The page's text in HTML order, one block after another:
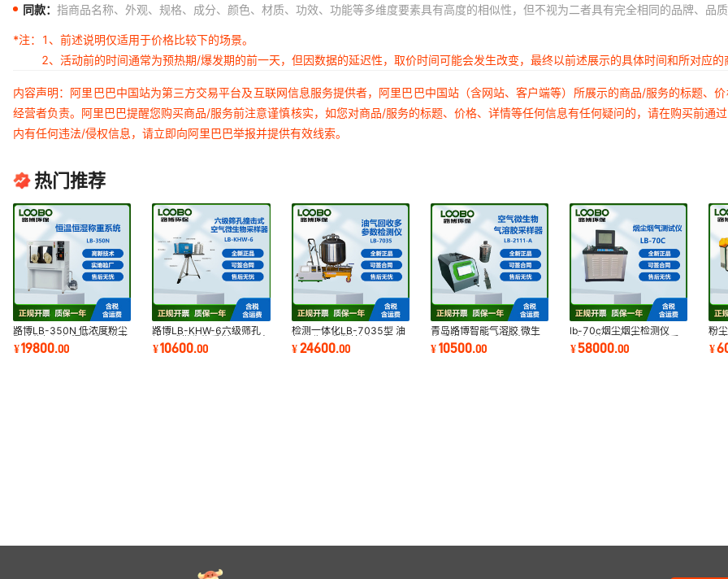
同款： 指商品名称、外观、规格、成分、颜色、材质、功效、功能等多维度要素具有高度的相似性，但不视为二者具有完全相同的品牌、品
*注：
1、前述说明仅适用于价格比较下的场景。
2、活动前的时间通常为预热期/爆发期的前一天，但因数据的延迟性，取价时间可能会发生改变，最终以前述展示的具体时间和所对应的
内容声明：阿里巴巴中国站为第三方交易平台及互联网信息服务提供者，阿里巴巴中国站（含网站、客户端等）所展示的商品/服务的标题、
经营者负责。阿里巴巴提醒您购买商品/服务前注意谨慎核实，如您对商品/服务的标题、价格、详情等任何信息有任何疑问的，请在购买前通
内有任何违法/侵权信息，请立即向阿里巴巴举报并提供有效线索。
热门推荐
路博LB-350N 低浓度粉尘
颗粒物恒温恒湿称重系统稳
定
¥19800.00
路博LB-KHW-6六级筛孔
撞击式微生物采样器医用高
效便携式
¥10600.00
检测一体化LB-7035型 油
气回收多参数检测仪 实时
检测 数据可转存
¥24600.00
青岛路博智能气溶胶 微生
物采样器 安德森采样头 恒
流采样
¥10500.00
lb-70c烟尘烟尘检测仪
（自动）一机多用 一键采
样 过载保护
¥58000.00
粉
多
¥